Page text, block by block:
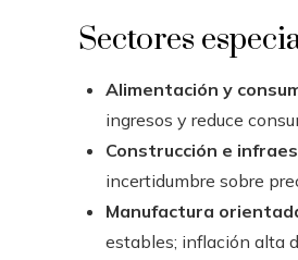
Sectores
Alimentación y
ingresos y reduce
Construcción e
incertidumbre sobre
Manufactura
estables; inflación alta